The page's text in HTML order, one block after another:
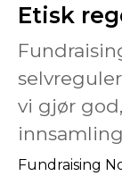
Etisk
vi gjør
Fundraising